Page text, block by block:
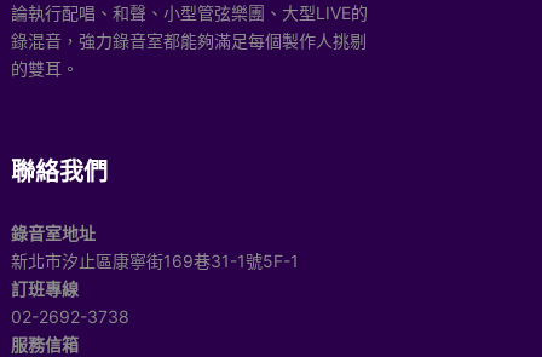
論執行配唱、和聲、小型管弦樂團、大型LIVE的
錄混音，強力錄音室都能夠滿足每個製作人挑剔
的雙耳。
聯絡我們
錄音室地址
新北市汐止區康寧街169巷31-1號5F-1
訂班專線
02-2692-3738
服務信箱